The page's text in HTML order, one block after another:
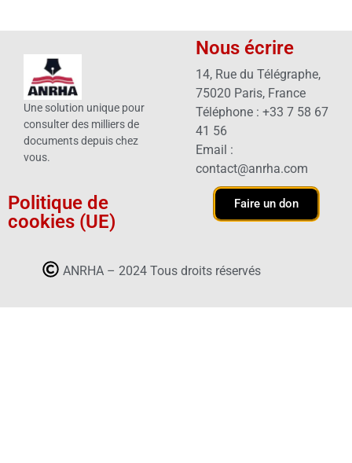
Une solution unique pour
consulter des milliers de
documents depuis chez
vous.
Politique de
cookies (UE)
Nous écrire
14, Rue du Télégraphe,
75020 Paris, France
Téléphone : +33 7 58 67
41 56
Email :
contact@anrha.com
Faire un don
ANRHA – 2024 Tous droits réservés